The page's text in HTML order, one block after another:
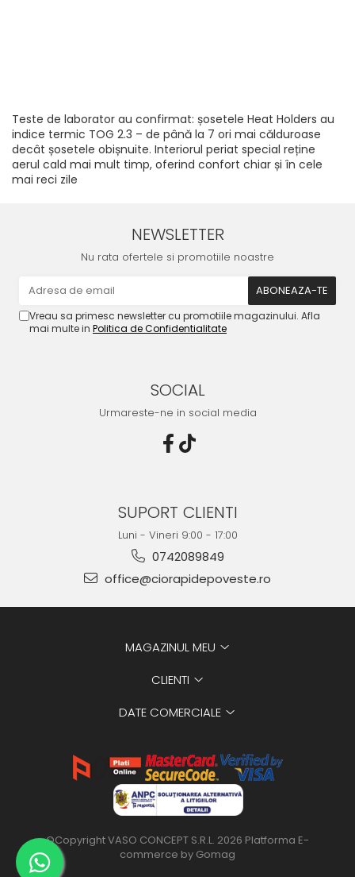
Teste de laborator au confirmat: șosetele Heat Holders au
indice termic TOG 2.3 – de până la 7 ori mai călduroase
decât șosetele obișnuite. Interiorul periat special reține
aerul cald mai mult timp, oferind confort chiar și în cele
mai reci zile
NEWSLETTER
Nu rata ofertele si promotiile noastre
Vreau sa primesc newsletter cu promotiile magazinului. Afla
mai multe in Politica de Confidentialitate
SOCIAL
Urmareste-ne in social media
SUPORT CLIENTI
Luni - Vineri 9:00 - 17:00
0742089849
office@ciorapidepoveste.ro
MAGAZINUL MEU
CLIENTI
DATE COMERCIALE
©Copyright VASO CONCEPT S.R.L. 2026 Platforma E-
commerce by Gomag